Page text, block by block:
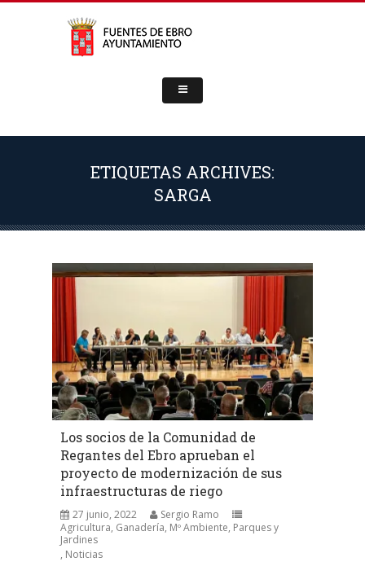
ETIQUETAS ARCHIVES:
SARGA
Los socios de la Comunidad de
Regantes del Ebro aprueban el
proyecto de modernización de sus
infraestructuras de riego
27 junio, 2022
Sergio Ramo
Agricultura, Ganadería, Mº Ambiente, Parques y
Jardines
, Noticias